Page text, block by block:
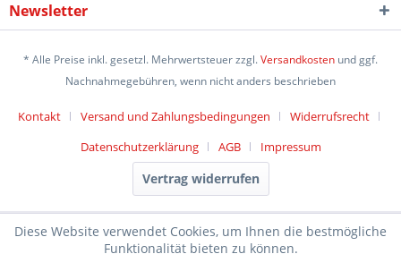
Newsletter
* Alle Preise inkl. gesetzl. Mehrwertsteuer zzgl.Versandkosten und ggf.
Nachnahmegebühren, wenn nicht anders beschrieben
Kontakt Versand und Zahlungsbedingungen
Widerrufsrecht
Datenschutzerklärung
AGB Impressum
Vertrag widerrufen
Diese Website verwendet Cookies, um Ihnen die bestmögliche
Funktionalität bieten zu können.